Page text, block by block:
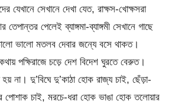
যেখানে সেখানে দেখা যেত, রাক্ষস-খোক্ষসরা
পেলেই ব্যাঙ্গমা-ব্যাঙ্গমী সেখানে গাছে
ভালো মতলব দেবার জন্যে বসে থাকত।
পক্ষিরাজে চড়ে দেশ বিদেশ ঘুরতে বেরুত।
না। দু’বিঘে দু’কাঠা হোক রাজ্য চাই, ছেঁড়া-
পোশাক চাই, মরচে-ধরা হোক ভাঙা হোক তলোয়ার